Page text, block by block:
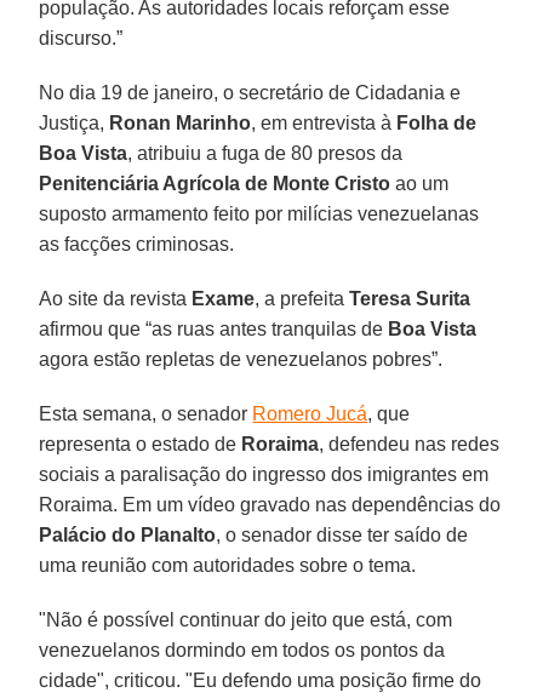
população. As autoridades locais reforçam esse
discurso.”
No dia 19 de janeiro, o secretário de Cidadania e
Justiça, Ronan Marinho, em entrevista à Folha de
Boa Vista, atribuiu a fuga de 80 presos da
Penitenciária Agrícola de Monte Cristo ao um
suposto armamento feito por milícias venezuelanas
as facções criminosas.
Ao site da revista Exame, a prefeitaTeresa Surita
afirmou que “as ruas antes tranquilas de Boa Vista
agora estão repletas de venezuelanos pobres”.
Esta semana, o senador Romero Jucá, que
representa o estado de Roraima, defendeu nas redes
sociais a paralisação do ingresso dos imigrantes em
Roraima. Em um vídeo gravado nas dependências do
Palácio do Planalto, o senador disse ter saído de
uma reunião com autoridades sobre o tema.
"Não é possível continuar do jeito que está, com
venezuelanos dormindo em todos os pontos da
cidade", criticou. "Eu defendo uma posição firme do